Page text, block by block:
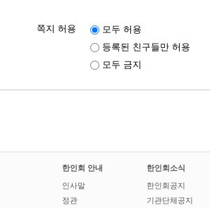
쪽지 허용
모두 허용
등록된 친구들만 허용
모두 금지
한인회 안내
인사말
정관
한인회소식
한인회공지
기관단체공지